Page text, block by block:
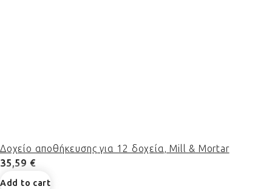
Δοχείο αποθήκευσης για 12 δοχεία, Mill & Mortar
35,59 €
Add to cart